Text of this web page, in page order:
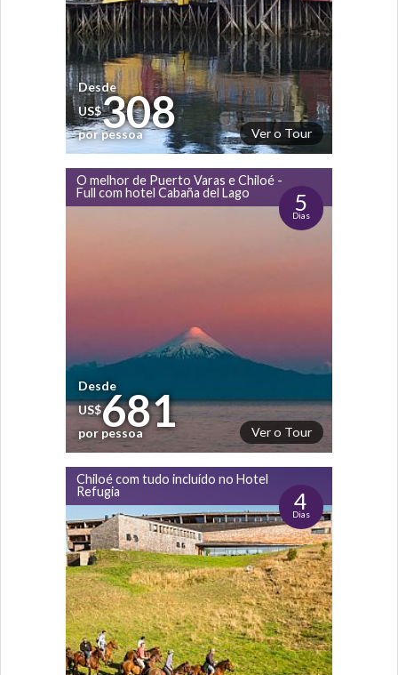
Ver o Tour
Desde
US$308
por pessoa
O melhor de Puerto Varas e Chiloé -
Full com hotel Cabaña del Lago
5
Dias
Ver o Tour
Desde
US$681
por pessoa
Chiloé com tudo incluído no Hotel
Refugia
4
Dias